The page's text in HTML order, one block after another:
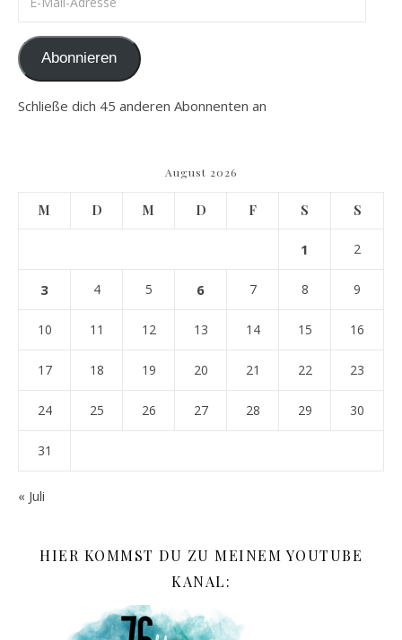
Abonnieren
Schließe dich 45 anderen Abonnenten an
August 2026
M D M D F S S
1 2
3 4 5 6 7 8 9
10 11 12 13 14 15 16
17 18 19 20 21 22 23
24 25 26 27 28 29 30
31
« Juli
HIER KOMMST DU ZU MEINEM YOUTUBE
KANAL: